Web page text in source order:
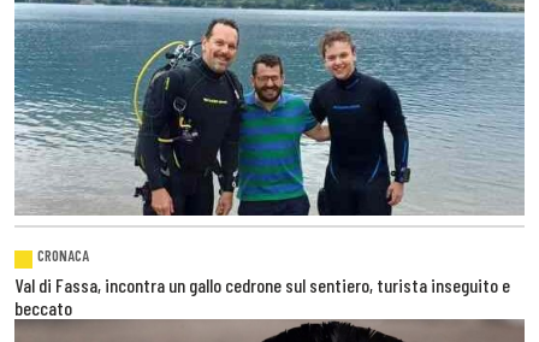
CRONACA
Val di Fassa, incontra un gallo cedrone sul sentiero, turista inseguito e
beccato